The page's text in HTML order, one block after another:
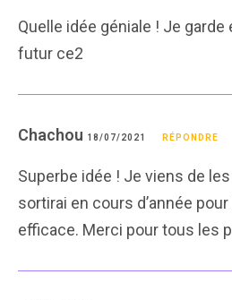
Quelle idée géniale ! Je
futur ce2
Chachou 18/07/2021 RÉPONDRE
Superbe idée ! Je viens de
sortirai en cours d’année
efficace. Merci pour tous les